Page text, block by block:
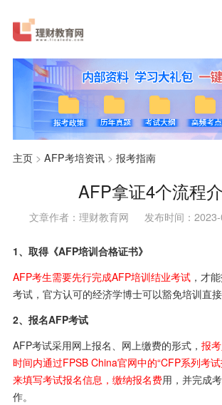
主页> AFP考培资讯> 报考指南
AFP拿证4个流程
文章作者：理财教育网 发布时间：
1、取得《AFP培训合格证书》
AFP考生需要先行完成AFP培训结业考试，才
考试，官方认可的经济学博士可以豁免培训直接
2、报名AFP考试
AFP考试采用网上报名、网上缴费的形式， 报
时间内通过FPSB China官网中的“CFP系列考试
来填写考试报名信息，缴纳报名费用，并完成
作。